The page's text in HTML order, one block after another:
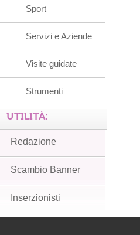
Sport
Servizi e Aziende
Visite guidate
Strumenti
UTILITÀ:
Redazione
Scambio Banner
Inserzionisti